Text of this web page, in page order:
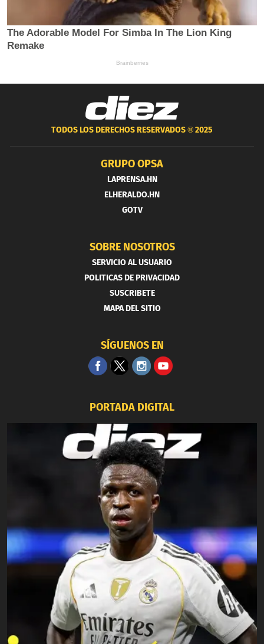
TODOS LOS DERECHOS RESERVADOS ®2025
GRUPO OPSA
LAPRENSA.HN
ELHERALDO.HN
GOTV
SOBRE NOSOTROS
SERVICIO AL USUARIO
POLITICAS DE PRIVACIDAD
SUSCRIBETE
MAPA DEL SITIO
SÍGUENOS EN
PORTADA DIGITAL